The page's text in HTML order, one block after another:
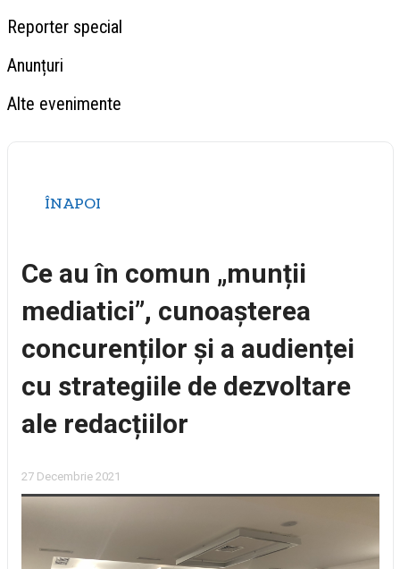
Reporter special
Anunțuri
Alte evenimente
ÎNAPOI
Ce au în comun „munții
mediatici”, cunoașterea
concurenților și a audienței
cu strategiile de dezvoltare
ale redacțiilor
27 Decembrie 2021